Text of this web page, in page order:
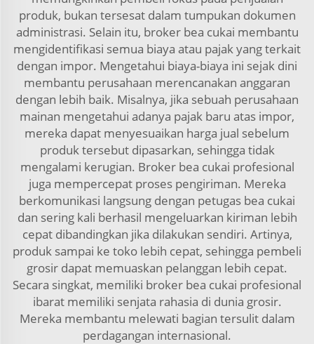
produk, bukan tersesat dalam tumpukan dokumen
administrasi. Selain itu, broker bea cukai membantu
mengidentifikasi semua biaya atau pajak yang terkait
dengan impor. Mengetahui biaya-biaya ini sejak dini
membantu perusahaan merencanakan anggaran
dengan lebih baik. Misalnya, jika sebuah perusahaan
mainan mengetahui adanya pajak baru atas impor,
mereka dapat menyesuaikan harga jual sebelum
produk tersebut dipasarkan, sehingga tidak
mengalami kerugian. Broker bea cukai profesional
juga mempercepat proses pengiriman. Mereka
berkomunikasi langsung dengan petugas bea cukai
dan sering kali berhasil mengeluarkan kiriman lebih
cepat dibandingkan jika dilakukan sendiri. Artinya,
produk sampai ke toko lebih cepat, sehingga pembeli
grosir dapat memuaskan pelanggan lebih cepat.
Secara singkat, memiliki broker bea cukai profesional
ibarat memiliki senjata rahasia di dunia grosir.
Mereka membantu melewati bagian tersulit dalam
perdagangan internasional.